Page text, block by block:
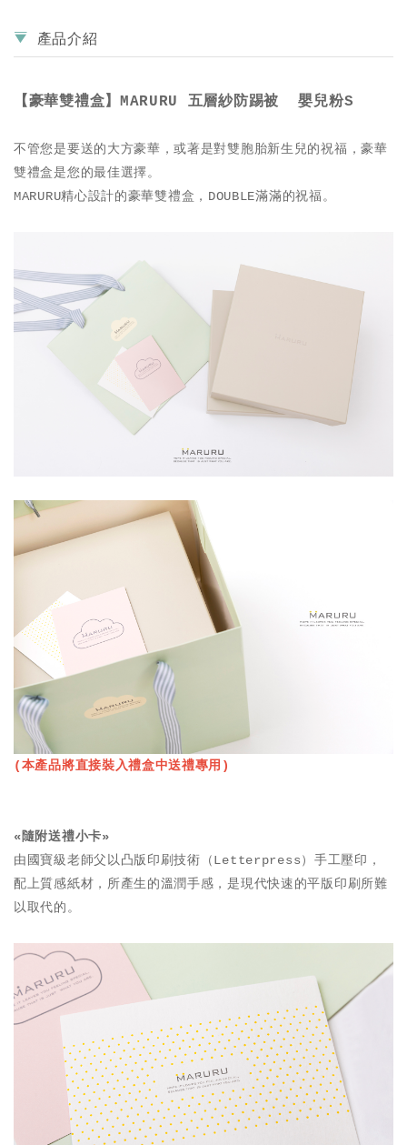
產品介紹
【豪華雙禮盒】MARURU 五層紗防踢被 嬰兒粉S
不管您是要送的大方豪華，或著是對雙胞胎新生兒的祝福，豪華
雙禮盒是您的最佳選擇。
MARURU精心設計的豪華雙禮盒 ，DOUBLE滿滿的祝福。
(本產品將直接裝入禮盒中送禮專用)
«隨附送禮小卡»
由國寶級老師父以凸版印刷技術（Letterpress）手工壓印，
配上質感紙材，所產生的溫潤手感，是現代快速的平版印刷所難
以取代的。